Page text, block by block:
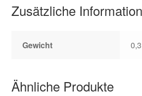
Zusätzliche
Gewicht
Ähnliche Produkte